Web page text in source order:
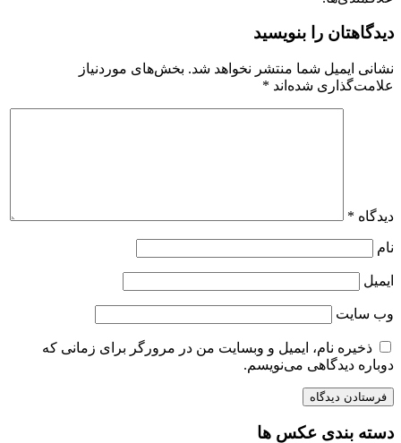
دیدگاهتان را بنویسید
نشانی ایمیل شما منتشر نخواهد شد. بخش‌های موردنیاز
علامت‌گذاری شده‌اند *
دیدگاه *
نام
ایمیل
وب‌ سایت
ذخیره نام، ایمیل و وبسایت من در مرورگر برای زمانی که
دوباره دیدگاهی می‌نویسم.
دسته بندی عکس ها